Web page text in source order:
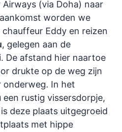
(via Doha) naar
worden we
Eddy en reizen
, gelegen aan de
De afstand hier naartoe
drukte op de weg zijn
onderweg. In het
rustig vissersdorpje,
deze plaats uitgegroeid
met hippe